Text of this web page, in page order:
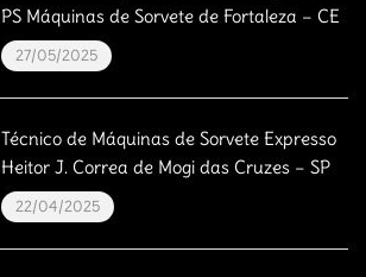
PS Máquinas de Sorvete de Fortaleza – CE
27/05/2025
Técnico de Máquinas de Sorvete Expresso
Heitor J. Correa de Mogi das Cruzes – SP
22/04/2025